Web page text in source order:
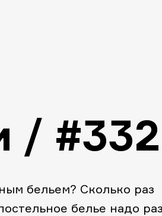
/ #332
бельем? Сколько раз
белье надо